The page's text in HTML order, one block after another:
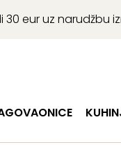
30 eur uz